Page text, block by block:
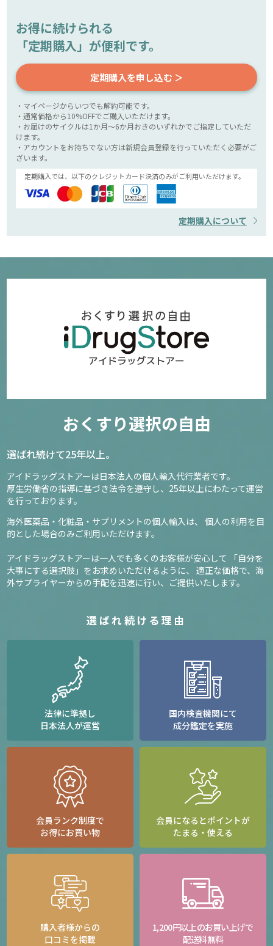
お得に続けられる
「定期購入」が便利です。
定期購入を申し込む ＞
・マイページからいつでも解約可能です。
・通常価格から10%OFFでご購入いただけます。
・お届けのサイクルは1か月～6か月おきのいずれかでご指定していただ
けます。
・アカウントをお持ちでない方は新規会員登録を行っていただく必要がご
ざいます。
定期購入では、以下のクレジットカード決済のみがご利用いただけます。
定期購入について
おくすり選択の自由
選ばれ続けて25年以上。
アイドラッグストアーは日本法人の個人輸入代行業者です。
厚生労働省の指導に基づき法令を遵守し、 25年以上にわたって運営
を行っております。
海外医薬品・化粧品・サプリメントの個人輸入は、
個人の利用を目
的とした場合のみご利用いただけます。
アイドラッグストアーは一人でも多くのお客様が安心して
「自分を
大事にする選択肢」をお求めいただけるように、
適正な価格で、海
外サプライヤーからの手配を迅速に行い、ご提供いたします。
選ばれ続ける理由
法律に準拠し
日本法人が運営
国内検査機関にて
成分鑑定を実施
会員ランク制度で
お得にお買い物
会員になるとポイントが
たまる・使える
購入者様からの
口コミを掲載
1,200円以上のお買い上げで
配送料無料